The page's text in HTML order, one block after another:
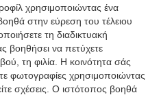
χρησιμοποιώντας ένα
στην εύρεση του τέλειου
τη διαδικτυακή
βοηθήσει να πετύχετε
τη φιλία. Η κοινότητα σάς
φωτογραφίες χρησιμοποιώντας
σχέσεις. Ο ιστότοπος βοηθά